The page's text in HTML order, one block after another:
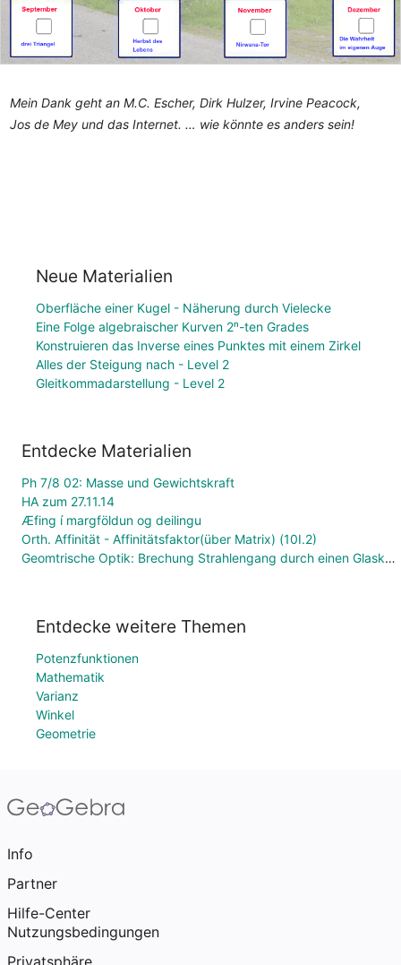
Mein Dank geht an M.C. Escher, Dirk Hulzer, Irvine Peacock,
Jos de Mey und das Internet. … wie könnte es anders sein!
Neue Materialien
Oberfläche einer Kugel - Näherung durch Vielecke
Eine Folge algebraischer Kurven 2ⁿ-ten Grades
Konstruieren das Inverse eines Punktes mit einem Zirkel
Alles der Steigung nach - Level 2
Gleitkommadarstellung - Level 2
Entdecke Materialien
Ph 7/8 02: Masse und Gewichtskraft
HA zum 27.11.14
Æfing í margföldun og deilingu
Orth. Affinität - Affinitätsfaktor(über Matrix) (10I.2)
Geomtrische Optik: Brechung Strahlengang durch einen Glaskörper
Entdecke weitere Themen
Potenzfunktionen
Mathematik
Varianz
Winkel
Geometrie
Info
Partner
Hilfe-Center
Nutzungsbedingungen
Privatsphäre